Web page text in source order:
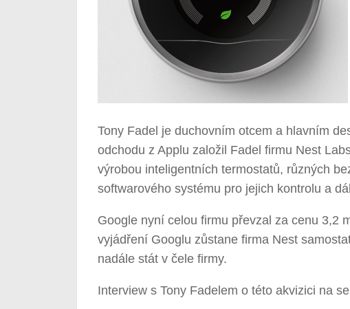
Tony Fadel je duchovním otcem a hlavním
odchodu z Applu založil Fadel firmu Nest
výrobou inteligentních termostatů, různých
softwarového systému pro jejich kontrolu a
Google nyní celou firmu převzal za cenu 3,2
vyjádření Googlu zůstane firma Nest
nadále stát v čele firmy.
Interview s Tony Fadelem o této akvizici na